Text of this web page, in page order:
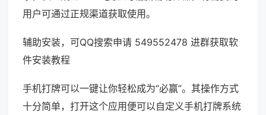
用户可通过正规渠道获取使用。
辅助安装，可QQ搜索申请 549552478 进群获取软
件安装教程
手机打牌可以一键让你轻松成为“必赢”。其操作方式
十分简单，打开这个应用便可以自定义手机打牌系统